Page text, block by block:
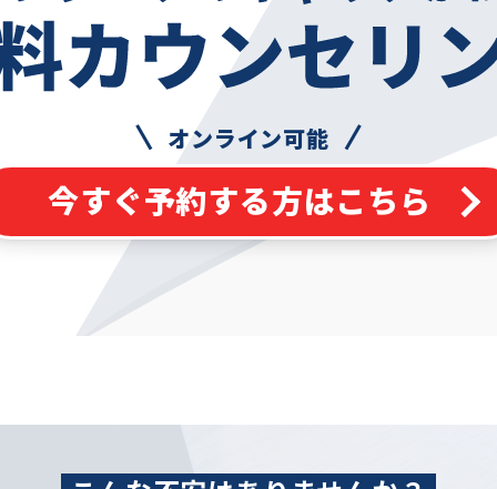
オンライン可能
今すぐ予約する方はこちら